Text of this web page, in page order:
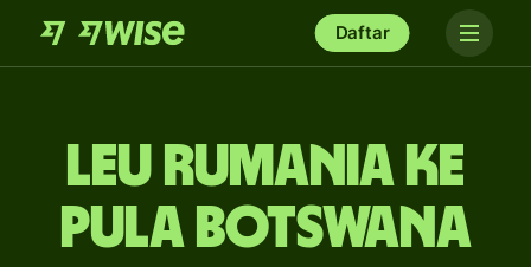
Daftar
leu Rumania ke
pula Botswana